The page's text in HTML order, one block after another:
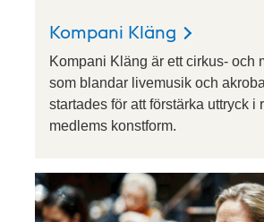
Kompani Kläng
Kompani Kläng är ett cirkus- och
som blandar livemusik och
startades för att förstärka uttryck i
medlems konstform.